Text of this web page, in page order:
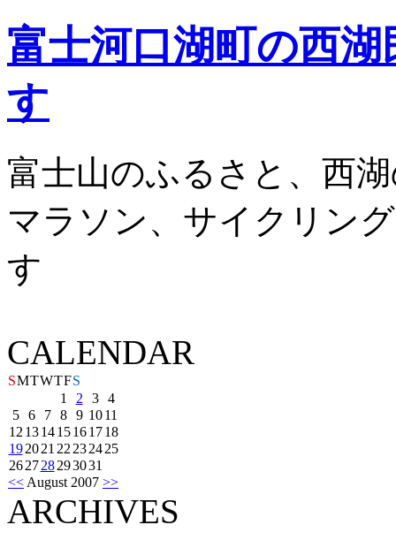
富士河口湖町の西
す
富士山のふるさと、西
マラソン、サイクリン
す
CALENDAR
SMTWTFS
1
2 3
4
5
6 7 8 9 10 11
12 13 14 15 16 17 18
19 20 21 22 23 24 25
26 27 28 293031
<< August 2007 >>
ARCHIVES